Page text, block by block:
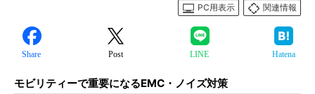
PC用表示
関連情報
Share Post LINE Hatena
モビリティーで重要になるEMC・ノイズ対策